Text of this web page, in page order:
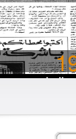
القِران.. وفوجئ